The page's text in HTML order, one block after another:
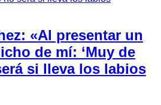
«Al presentar un
de mí: ‘Muy de
si lleva los labios